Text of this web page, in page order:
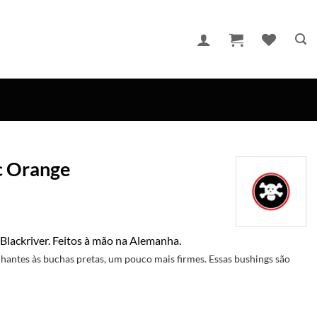
Orange
Feitos à mão na Alemanha.
às buchas pretas, um pouco mais firmes. Essas bushings são